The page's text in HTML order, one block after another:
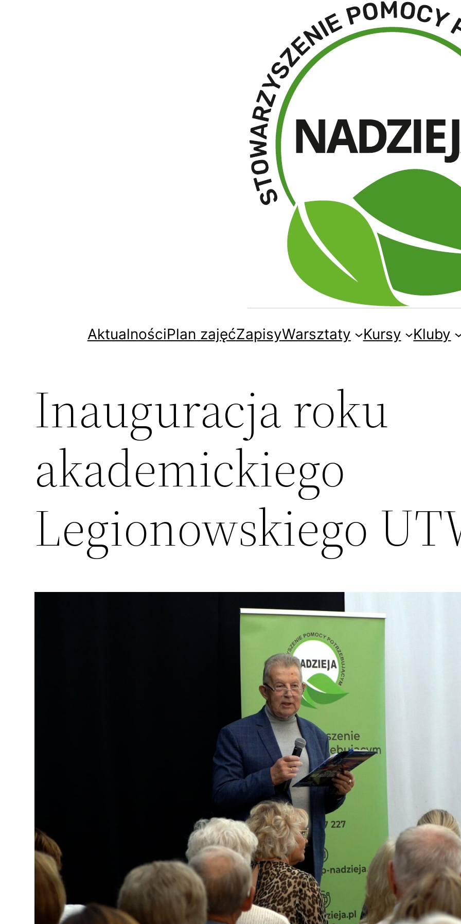
AktualnościPlan zajęćZapisyWarsztaty Kursy Kluby
Inauguracja roku
akademickiego
Legionowskiego